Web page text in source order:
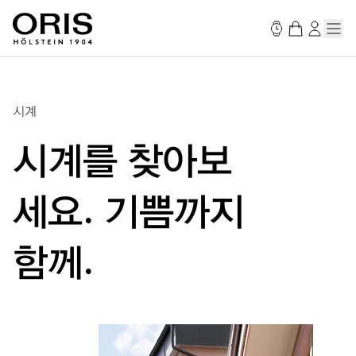
시계
시계를 찾아보
세요. 기쁨까지
함께.